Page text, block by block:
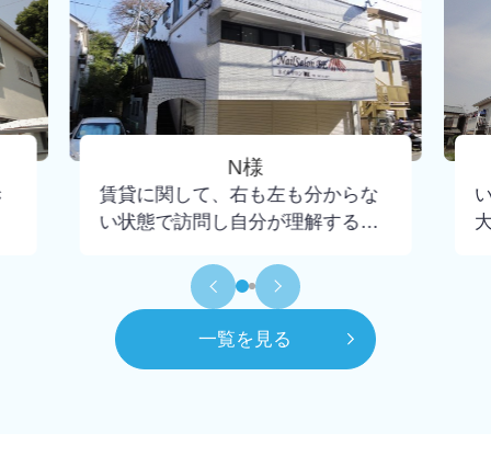
N様
賃貸に関して、右も左も分からな
い状態で訪問し自分が理解するま
もなく契約までいけました。担当
して頂いた大野さんには小さな疑
問にも丁寧に回答頂けたので感謝
してもしきれません。
一覧を見る